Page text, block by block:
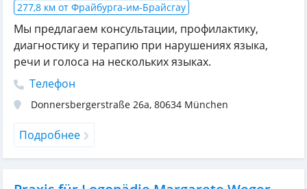
277,8 км от Фрайбурга-им-Брайсгау
Мы предлагаем консультации, профилактику,
диагностику и терапию при нарушениях языка,
речи и голоса на нескольких языках.
Телефон
Donnersbergerstraße 26a, 80634 München
Подробнее